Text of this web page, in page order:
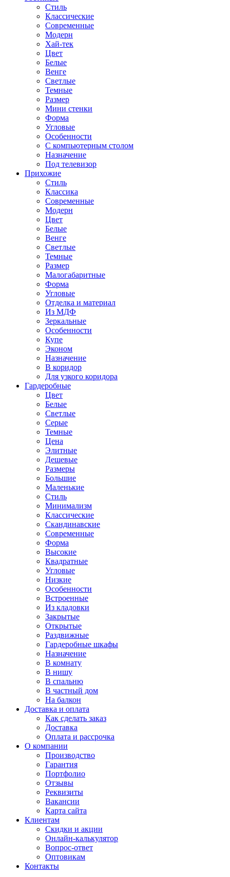
Стиль
Классические
Современные
Модерн
Хай-тек
Цвет
Белые
Венге
Светлые
Темные
Размер
Мини стенки
Форма
Угловые
Особенности
С компьютерным столом
Назначение
Под телевизор
Прихожие
Стиль
Классика
Современные
Модерн
Цвет
Белые
Венге
Светлые
Темные
Размер
Малогабаритные
Форма
Угловые
Отделка и материал
Из МДФ
Зеркальные
Особенности
Купе
Эконом
Назначение
В коридор
Для узкого коридора
Гардеробные
Цвет
Белые
Светлые
Серые
Темные
Цена
Элитные
Дешевые
Размеры
Большие
Маленькие
Стиль
Минимализм
Классические
Скандинавские
Современные
Форма
Высокие
Квадратные
Угловые
Низкие
Особенности
Встроенные
Из кладовки
Закрытые
Открытые
Раздвижные
Гардеробные шкафы
Назначение
В комнату
В нишу
В спальню
В частный дом
На балкон
Доставка и оплата
Как сделать заказ
Доставка
Оплата и рассрочка
О компании
Производство
Гарантия
Портфолио
Отзывы
Реквизиты
Вакансии
Карта сайта
Клиентам
Скидки и акции
Онлайн-калькулятор
Вопрос-ответ
Оптовикам
Контакты